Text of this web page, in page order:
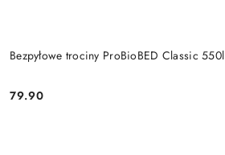
Bezpyłowe trociny ProBioBED Classic 550l
Cena:
79.90